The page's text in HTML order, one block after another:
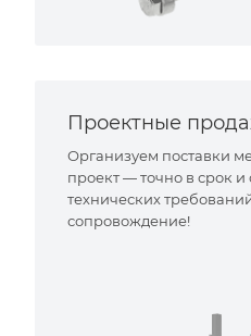
Проектные
Организуем поставки
проект — точно в срок и
технических
сопровождение!